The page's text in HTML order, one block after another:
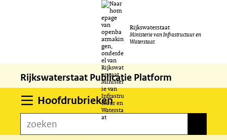
naar
de
inhoud
Rijkswaterstaat
Ministerie van Infrastructuur en
Waterstaat
Rijkswaterstaat Publicatie Platform
HoofdrubriekenUitklappen
zoeken